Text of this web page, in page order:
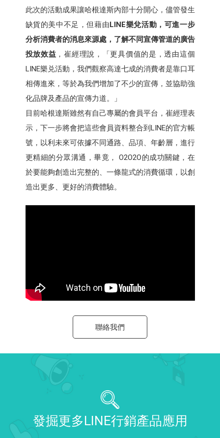
此次的活動成果讓哈根達斯內部十分開心，儘管發生
缺貨的美中不足，但藉由LINE樂兌活動，可進一步
分析消費者的消息來源處，了解不同宣傳管道的廣告
投放效益 ，崔經理說，「更具價值的是，透由這個
LINE樂兑活動，我們觀察高達七成的消費者是靠口耳
相傳進來，等於為我們增加了不少的宣傳，並協助強
化品牌及產品的宣傳力道。」
目前哈根達斯雖然有自己專屬的會員平台，崔經理表
示，下一步將會把這些會員資料整合到LINE的官方帳
號，以利未來可依據不同通路、品項、年齡層，進行
更精細的分眾溝通，畢竟， O2O2O的成功關鍵，在
於要能夠創造出完整的、一條龍式的消費循環，以創
造出更多、更好的消費體驗。
聯絡我們
發掘更多LINE行銷產品應用